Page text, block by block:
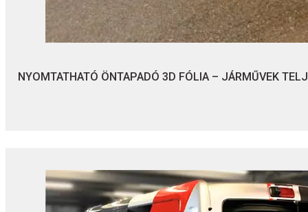
NYOMTATHATÓ ÖNTAPADÓ 3D FÓLIA – JÁRMŰVEK